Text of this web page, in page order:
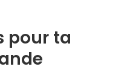
pour ta